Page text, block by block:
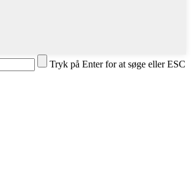
Tryk på Enter for at søge eller ESC